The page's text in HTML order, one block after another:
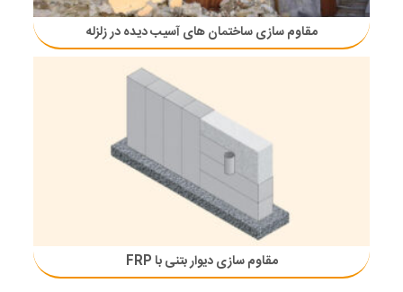
مقاوم سازی ساختمان های آسیب دیده در زلزله
مقاوم سازی دیوار بتنی با FRP